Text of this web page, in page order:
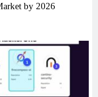
by 2026